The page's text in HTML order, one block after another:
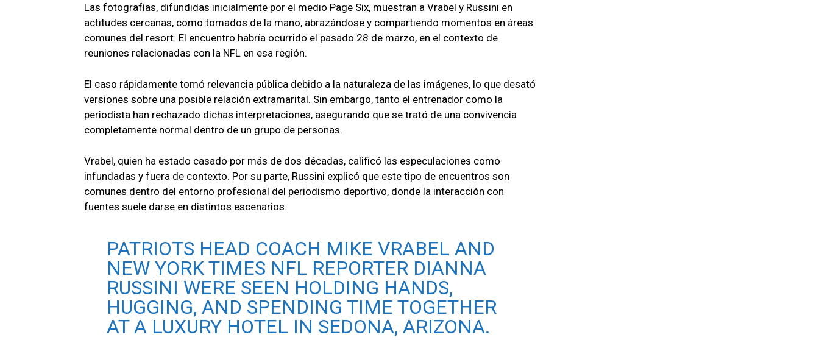
Las fotografías, difundidas inicialmente por el medio Page Six, muestran a Vrabel y Russini en
actitudes cercanas, como tomados de la mano, abrazándose y compartiendo momentos en áreas
comunes del resort. El encuentro habría ocurrido el pasado 28 de marzo, en el contexto de
reuniones relacionadas con la NFL en esa región.
El caso rápidamente tomó relevancia pública debido a la naturaleza de las imágenes, lo que desató
versiones sobre una posible relación extramarital. Sin embargo, tanto el entrenador como la
periodista han rechazado dichas interpretaciones, asegurando que se trató de una convivencia
completamente normal dentro de un grupo de personas.
Vrabel, quien ha estado casado por más de dos décadas, calificó las especulaciones como
infundadas y fuera de contexto. Por su parte, Russini explicó que este tipo de encuentros son
comunes dentro del entorno profesional del periodismo deportivo, donde la interacción con
fuentes suele darse en distintos escenarios.
PATRIOTS HEAD COACH MIKE VRABEL AND
NEW YORK TIMES NFL REPORTER DIANNA
RUSSINI WERE SEEN HOLDING HANDS,
HUGGING, AND SPENDING TIME TOGETHER
AT A LUXURY HOTEL IN SEDONA, ARIZONA.